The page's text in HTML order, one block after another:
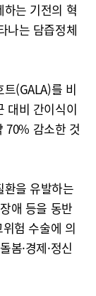
는 기전의 혁
나는 담즙정체
(GALA)를 비
대비 간이식이
70% 감소한 것
을 유발하는
애 등을 동반
험 수술에 의
봄·경제·정신